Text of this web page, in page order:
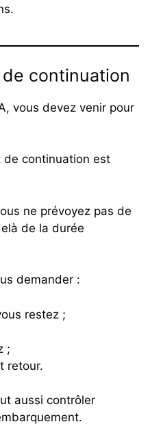
continuation
vous devez venir pour
continuation est
ne prévoyez pas de
de la durée
demander :
restez ;
;
retour.
aussi contrôler